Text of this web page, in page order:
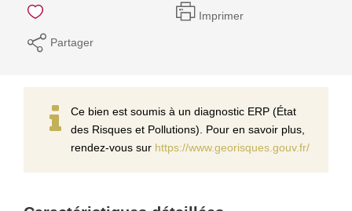
Imprimer
Partager
Ce bien est soumis à un diagnostic ERP (État
des Risques et Pollutions). Pour en savoir plus,
rendez-vous sur https://www.georisques.gouv.fr/